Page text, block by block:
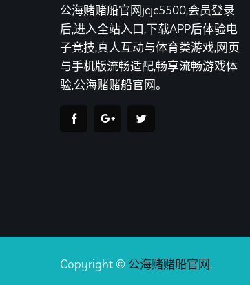
公海赌赌船官网jcjc5500,会员登录
后,进入全站入口,下载APP后体验电
子竞技,真人互动与体育类游戏,网页
与手机版流畅适配,畅享流畅游戏体
验,公海赌赌船官网。
Copyright © 公海赌赌船官网.